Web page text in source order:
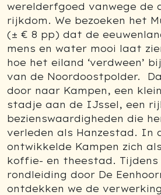
werelderfgoed vanwege de
rijkdom. We bezoeken het
(± € 8 pp) dat de
mens en water mooi laat
hoe het eiland ‘verdween’
van de Noordoostpolder.
door naar Kampen, een
stadje aan de IJssel, een
bezienswaardigheden die
verleden als Hanzestad. In
ontwikkelde Kampen zich
koffie- en theestad.
rondleiding door De
ontdekken we de